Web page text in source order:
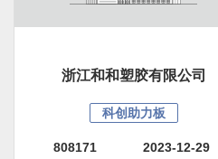
浙江和和塑胶有限公司
科创助力板
808171 2023-12-29